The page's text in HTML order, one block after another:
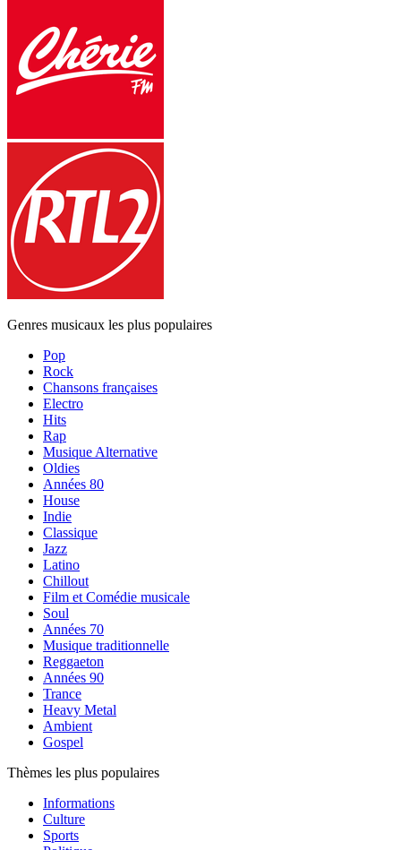
Genres musicaux les plus populaires
Pop
Rock
Chansons françaises
Electro
Hits
Rap
Musique Alternative
Oldies
Années 80
House
Indie
Classique
Jazz
Latino
Chillout
Film et Comédie musicale
Soul
Années 70
Musique traditionnelle
Reggaeton
Années 90
Trance
Heavy Metal
Ambient
Gospel
Thèmes les plus populaires
Informations
Culture
Sports